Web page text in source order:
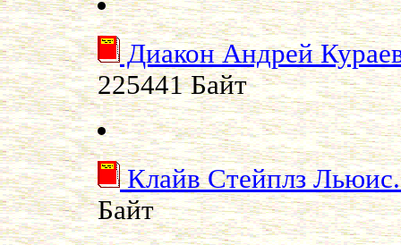
Диакон Андрей
225441 Байт
Клайв Стейплз
Байт